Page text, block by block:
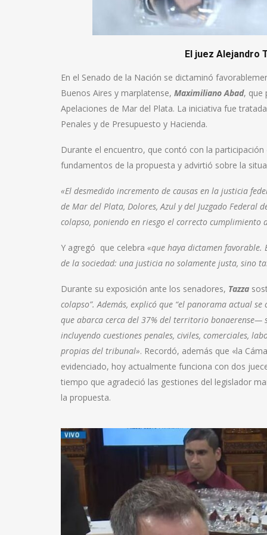
El juez Alejandro Tazza
En el Senado de la Nación se dictaminó
Buenos Aires y marplatense, Maximiliano Abad, que
Apelaciones de Mar del Plata. La iniciativa fue
Penales y de Presupuesto y Hacienda.
Durante el encuentro, que contó con la
fundamentos de la propuesta y advirtió sobre la
«El desmedido incremento de causas en la justicia
de Mar del Plata, Dolores, Azul y del Juzgado Federal
colapso, poniendo en riesgo el correcto cumplimiento
Y agregó que celebra «que haya dictamen
de la sociedad: una justicia no solamente justa, sino
Durante su exposición ante los senadores, Tazza
colapso”. Además, explicó que “el panorama actual
que abarca cerca del 37% del territorio
incluyendo cuestiones penales, civiles, comerciales,
propias del tribunal». Recordó, además que «la
evidenciado, hoy actualmente funciona con dos
tiempo que agradeció las gestiones del legislador
la propuesta.